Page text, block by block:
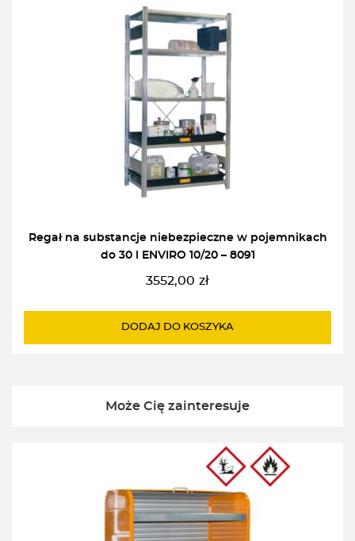
Regał na substancje niebezpieczne w pojemnikach
do 30 l ENVIRO 10/20 – 8091
3552,00 zł
DODAJ DO KOSZYKA
Może Cię zainteresuje